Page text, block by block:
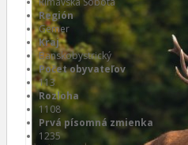
Región
Gemer
Kraj
Banskobystrický
Počet obyvateľov
113
Rozloha
1108
Prvá písomná zmienka
1235